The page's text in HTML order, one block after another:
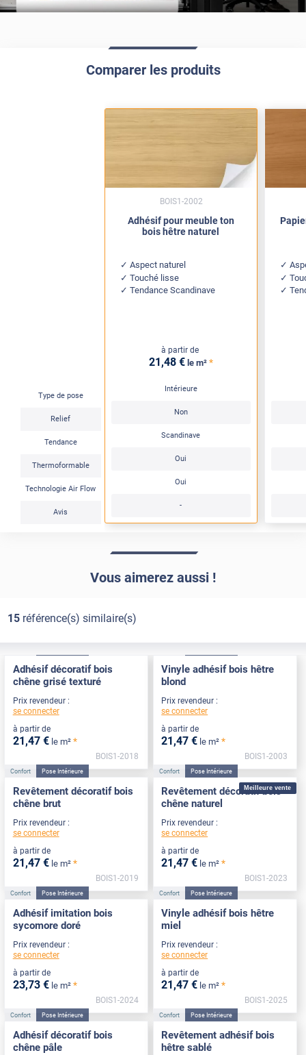
Comparer les produits
Type de pose
Relief
Tendance
Thermoformable
Technologie Air Flow
Avis
Adhésif pour meuble ton
bois hêtre naturel
Aspect naturel
Touché lisse
Tendance Scandinave
à partir de
21,48 € le m² *
Intérieure
Non
Scandinave
Oui
Oui
-
BOIS1-2002
Vous aimerez aussi !
15référence(s) similaire(s)
Adhésif décoratif bois
chêne grisé texturé
Prix revendeur :
se connecter
à partir de
21,47 € le m² *
BOIS1-2018
Vinyle adhésif bois hêtre
blond
Prix revendeur :
se connecter
à partir de
21,47 € le m² *
BOIS1-2003
Confort Pose Intérieure
Revêtement décoratif bois
chêne brut
Prix revendeur :
se connecter
à partir de
21,47 € le m² *
BOIS1-2019
Meilleure vente
Confort Pose Intérieure
Revêtement décoratif bois
chêne naturel
Prix revendeur :
se connecter
à partir de
21,47 € le m² *
BOIS1-2023
Confort Pose Intérieure
Adhésif imitation bois
sycomore doré
Prix revendeur :
se connecter
à partir de
23,73 € le m² *
BOIS1-2024
Confort Pose Intérieure
Vinyle adhésif bois hêtre
miel
Prix revendeur :
se connecter
à partir de
21,47 € le m² *
BOIS1-2025
Confort Pose Intérieure
Adhésif décoratif bois
chêne pâle
Confort Pose Intérieure
Revêtement adhésif bois
hêtre sablé